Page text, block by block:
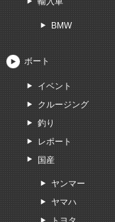
BMW
ボート
イベント
クルージング
釣り
レポート
国産
ヤンマー
ヤマハ